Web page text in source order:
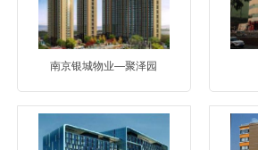
南京银城物业—聚泽园